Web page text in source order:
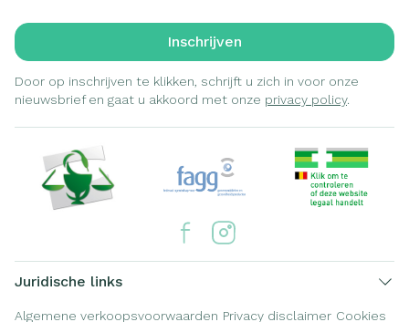
Inschrijven
Door op inschrijven te klikken, schrijft u zich in voor onze
nieuwsbrief en gaat u akkoord met onze privacy policy.
Juridische links
Algemene verkoopsvoorwaarden Privacy disclaimer Cookies